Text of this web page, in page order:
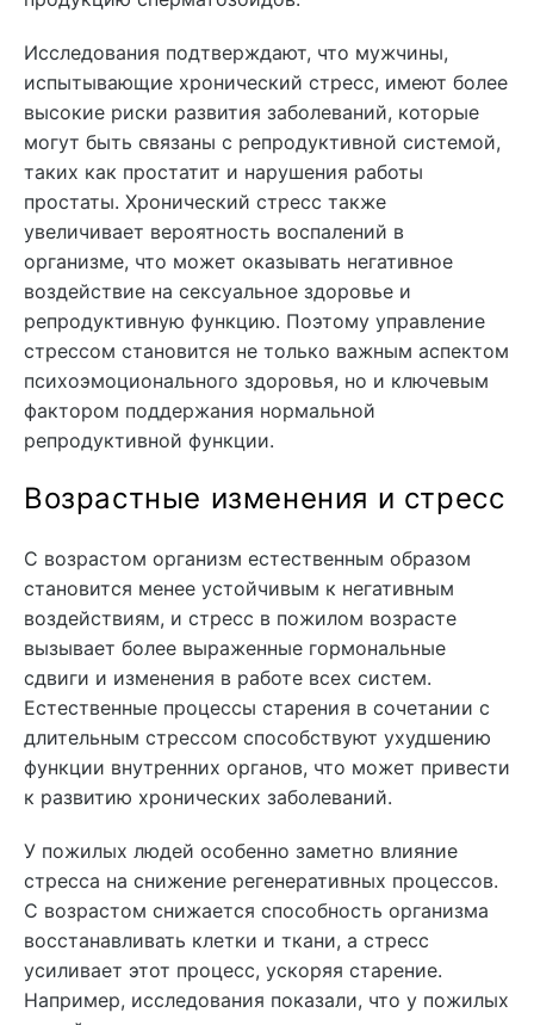
Исследования подтверждают, что мужчины,
испытывающие хронический стресс, имеют более
высокие риски развития заболеваний, которые
могут быть связаны с репродуктивной системой,
таких как простатит и нарушения работы
простаты. Хронический стресс также
увеличивает вероятность воспалений в
организме, что может оказывать негативное
воздействие на сексуальное здоровье и
репродуктивную функцию. Поэтому управление
стрессом становится не только важным аспектом
психоэмоционального здоровья, но и ключевым
фактором поддержания нормальной
репродуктивной функции.
Возрастные изменения и стресс
С возрастом организм естественным образом
становится менее устойчивым к негативным
воздействиям, и стресс в пожилом возрасте
вызывает более выраженные гормональные
сдвиги и изменения в работе всех систем.
Естественные процессы старения в сочетании с
длительным стрессом способствуют ухудшению
функции внутренних органов, что может привести
к развитию хронических заболеваний.
У пожилых людей особенно заметно влияние
стресса на снижение регенеративных процессов.
С возрастом снижается способность организма
восстанавливать клетки и ткани, а стресс
усиливает этот процесс, ускоряя старение.
Например, исследования показали, что у пожилых